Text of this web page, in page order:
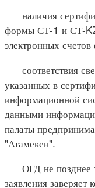
наличия
формы СТ-1 и СТ-
электронных счетов
соответствия
указанных в
информационной
данными
палаты
"Атамекен".
ОГД не позднее
заявления